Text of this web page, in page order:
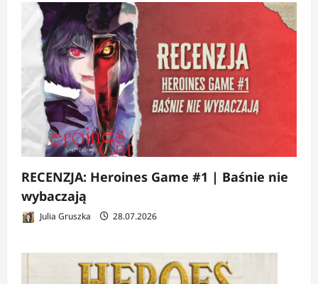
RECENZJA: Heroines Game #1 | Baśnie nie
wybaczają
Julia Gruszka 28.07.2026